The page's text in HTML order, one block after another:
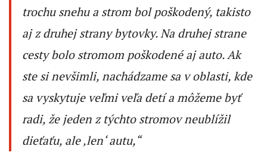
trochu snehu a strom bol poškodený, takisto
aj z druhej strany bytovky. Na druhej strane
cesty bolo stromom poškodené aj auto. Ak
ste si nevšimli, nachádzame sa v oblasti, kde
sa vyskytuje veľmi veľa detí a môžeme byť
radi, že jeden z týchto stromov neublížil
dieťaťu, ale ‚len‘ autu,“